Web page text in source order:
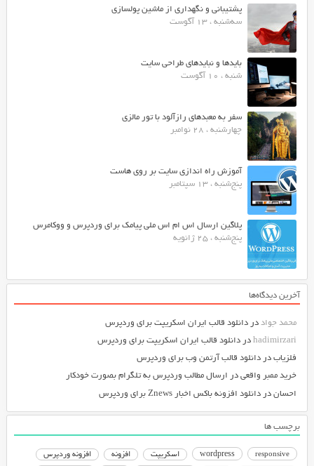
پشتیبانی و نگهداری از ماشین پولسازی
سه‌شنبه ، 13 آگوست
بایدها و نبایدهای طراحی سایت
شنبه ، 10 آگوست
سفر به معبدهای رازآلود با تور مالزی
چهارشنبه ، 28 نوامبر
آموزش راه اندازی سایت بر روی هاست
پنج‌شنبه ، 13 سپتامبر
پلاگین ارسال اس ام اس ملی پیامک برای وردپرس و ووکامرس
پنج‌شنبه ، 25 ژانویه
آخرین دیدگاه‌ها
محمد جواددر دانلود قالب ایران اسکریپت برای وردپرس
hadimirzariدر دانلود قالب ایران اسکریپت برای وردپرس
فلزیابدر دانلود قالب آرتمن وب برای وردپرس
خرید ممبر واقعیدر ارسال مطالب وردپرس به تلگرام بصورت خودکار
احساندر دانلود افزونه باکس اخبار Znews برای وردپرس
برچسب ها
responsive
wordpress اسکریپت افزونه افزونه وردپرس